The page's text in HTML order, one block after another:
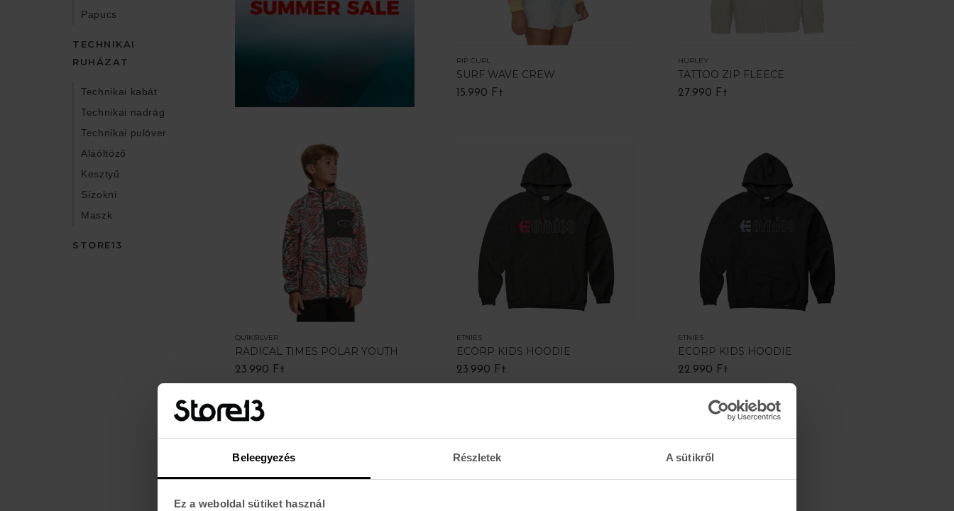
Beleegyezés Részletek A sütikről
Ez a weboldal sütiket használ
Papucs
TECHNIKAI
RUHÁZAT
Technikai kabát
Technikai nadrág
Technikai pulóver
Aláöltöző
Kesztyű
Sízokni
Maszk
STORE13
RIP CURL
SURF WAVE CREW
15.990 Ft
HURLEY
TATTOO ZIP FLEECE
27.990 Ft
QUIKSILVER
RADICAL TIMES POLAR YOUTH
23.990 Ft
ETNIES
ECORP KIDS HOODIE
23.990 Ft
ETNIES
ECORP KIDS HOODIE
22.990 Ft